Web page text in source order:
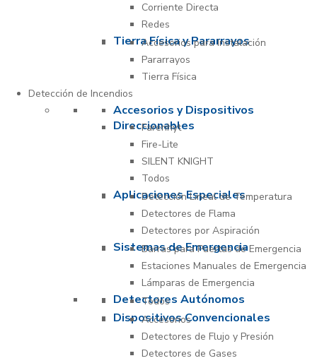
Corriente Directa
Redes
Tierra Física y Pararrayos
Accesorios para Instalación
Pararrayos
Tierra Física
Detección de Incendios
Accesorios y Dispositivos
Direccionables
Farenhyt
Fire-Lite
SILENT KNIGHT
Todos
Aplicaciones Especiales
Detección Lineal de Temperatura
Detectores de Flama
Detectores por Aspiración
Sistemas de Emergencia
Barras para Puertas de Emergencia
Estaciones Manuales de Emergencia
Lámparas de Emergencia
Detectores Autónomos
Todos
Dispositivos Convencionales
Accesorios
Detectores de Flujo y Presión
Detectores de Gases